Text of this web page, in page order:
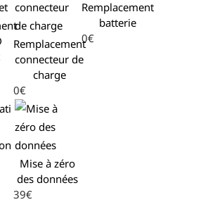
Remplacement
connecteur de
charge
0€
Remplacement
batterie
0€
Mise à zéro
des données
39€